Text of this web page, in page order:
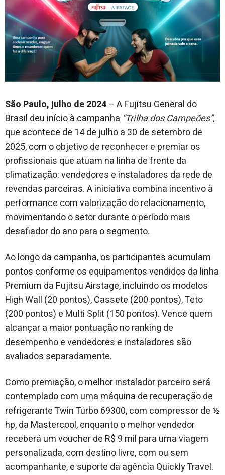
São Paulo, julho de 2024– A Fujitsu General do
Brasil deu início à campanha “Trilha dos Campeões”,
que acontece de 14 de julho a 30 de setembro de
2025, com o objetivo de reconhecer e premiar os
profissionais que atuam na linha de frente da
climatização: vendedores e instaladores da rede de
revendas parceiras. A iniciativa combina incentivo à
performance com valorização do relacionamento,
movimentando o setor durante o período mais
desafiador do ano para o segmento.
Ao longo da campanha, os participantes acumulam
pontos conforme os equipamentos vendidos da linha
Premium da Fujitsu Airstage, incluindo os modelos
High Wall (20 pontos), Cassete (200 pontos), Teto
(200 pontos) e Multi Split (150 pontos). Vence quem
alcançar a maior pontuação no ranking de
desempenho e vendedores e instaladores são
avaliados separadamente.
Como premiação, o melhor instalador parceiro será
contemplado com uma máquina de recuperação de
refrigerante Twin Turbo 69300, com compressor de ½
hp, da Mastercool, enquanto o melhor vendedor
receberá um voucher de R$ 9 mil para uma viagem
personalizada, com destino livre, com ou sem
acompanhante, e suporte da agência Quickly Travel.